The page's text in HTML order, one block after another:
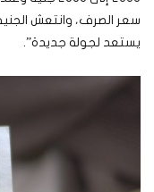
سعر الصرف، وانتعش
يستعد لجولة جديدة”.